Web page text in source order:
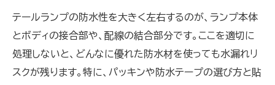
テールランプの防水性を大きく左右するのが、ランプ本体
とボディの接合部や、配線の結合部分です。ここを適切に
処理しないと、どんなに優れた防水材を使っても水漏れリ
スクが残ります。特に、パッキンや防水テープの選び方と貼